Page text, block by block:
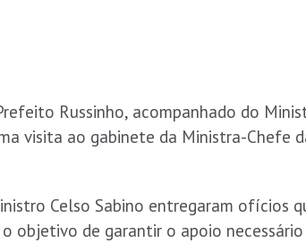
Russinho, acompanhado do
visita ao gabinete da Ministra-Chefe
Celso Sabino entregaram ofícios
objetivo de garantir o apoio